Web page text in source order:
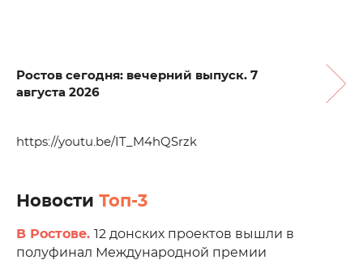
Ростов сегодня: вечерний выпуск. 7
августа 2026
https://youtu.be/IT_M4hQSrzk
Новости Топ-3
В Ростове. 12 донских проектов вышли в
полуфинал Международной премии